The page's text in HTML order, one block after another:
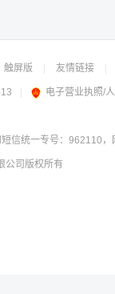
触屏版 友情链接
电子营业执照/
信统一专号：962110
公司 版权所有